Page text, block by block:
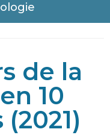
de la
10